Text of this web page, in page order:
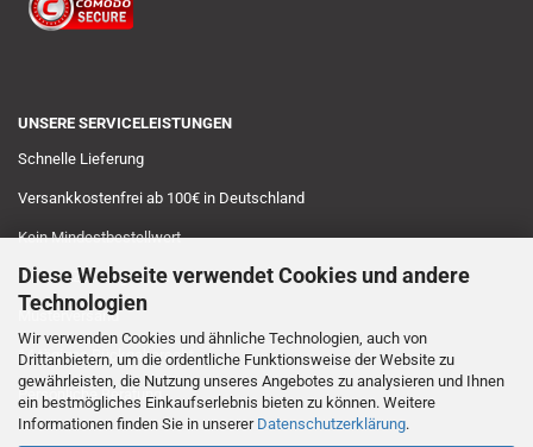
Diese Webseite verwendet Cookies und andere
Technologien
Wir verwenden Cookies und ähnliche Technologien, auch von
Drittanbietern, um die ordentliche Funktionsweise der Website zu
gewährleisten, die Nutzung unseres Angebotes zu analysieren und Ihnen
ein bestmögliches Einkaufserlebnis bieten zu können. Weitere
Informationen finden Sie in unserer Datenschutzerklärung.
UNSERE SERVICELEISTUNGEN
Schnelle Lieferung
Versankkostenfrei ab 100€ in Deutschland
Kein Mindestbestellwert
Sichere Zahlungsarten
Musterversand
14 tägiges Rückgaberecht
Persönliche Beratung